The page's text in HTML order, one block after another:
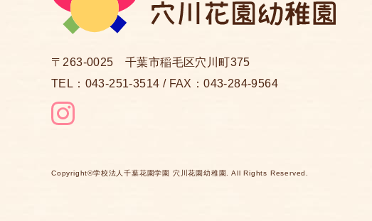
〒263-0025 千葉市稲毛区穴川町375
TEL： 043-251-3514 / FAX：043-284-9564
Copyright©学校法人千葉花園学園 穴川花園幼稚園 All Rights Reserved.